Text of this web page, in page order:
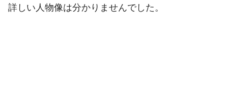
詳しい人物像は分かりませんでした。